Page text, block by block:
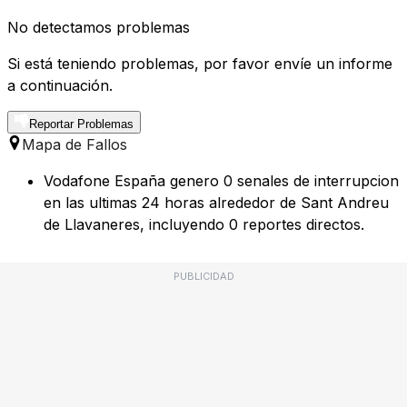
No detectamos problemas
Si está teniendo problemas, por favor envíe un informe
a continuación.
Reportar Problemas
Mapa de Fallos
Vodafone España genero 0 senales de interrupcion
en las ultimas 24 horas alrededor de Sant Andreu
de Llavaneres, incluyendo 0 reportes directos.
PUBLICIDAD